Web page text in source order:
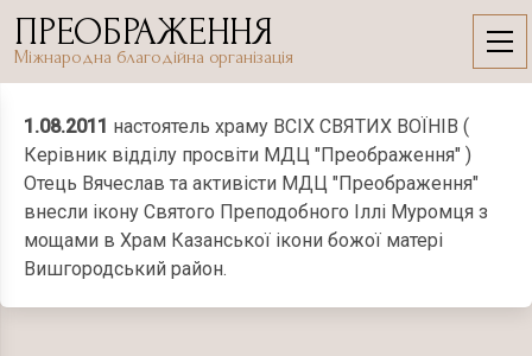
Skip
content
ПРЕОБРАЖЕННЯ
Міжнародна благодійна організація
1.08.2011
1.08.2011 настоятель храму ВСІХ СВЯТИХ ВОЇНІВ (
Керівник відділу просвіти МДЦ "Преображення" )
Отець Вячеслав та активісти МДЦ "Преображення"
внесли ікону Святого Преподобного Іллі Муромця з
мощами в Храм Казанської ікони божої матері
Вишгородський район.